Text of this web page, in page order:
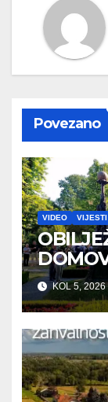
Povezano
VIDEO VIJESTI
TEKOL 5, 2026